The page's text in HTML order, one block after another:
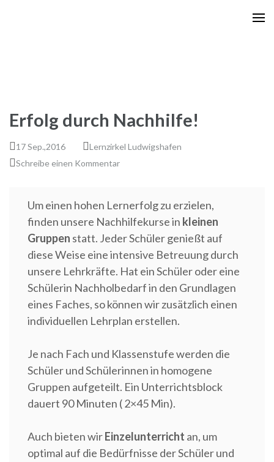
Erfolg durch Nachhilfe!
17 Sep.,2016
Lernzirkel Ludwigshafen
Schreibe einen Kommentar
Um einen hohen Lernerfolg zu erzielen,
finden unsere Nachhilfekurse in kleinen
Gruppen statt. Jeder Schüler genießt auf
diese Weise eine intensive Betreuung durch
unsere Lehrkräfte. Hat ein Schüler oder eine
Schülerin Nachholbedarf in den Grundlagen
eines Faches, so können wir zusätzlich einen
individuellen Lehrplan erstellen.
Je nach Fach und Klassenstufe werden die
Schüler und Schülerinnen in homogene
Gruppen aufgeteilt. Ein Unterrichtsblock
dauert 90 Minuten ( 2×45 Min).
Auch bieten wirEinzelunterricht an, um
optimal auf die Bedürfnisse der Schüler und